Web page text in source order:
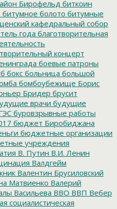
Бирофельд биткоин
битумное болото битумные
кафедральный собор
года благотворительная
концерт
боевые патроны
бокс больница большой
бомбоубежище Борис
Бридер брусит
врачи будущие
буровзрывные работы
бюджет Биробиджана
бюджетные организации
учреждения
В. Путин В.И. Ленин
Валдгейм
Валентин Брусиловский
Матвиенко Валерий
Васильева ВВО ВВП Вебер
социалистическая